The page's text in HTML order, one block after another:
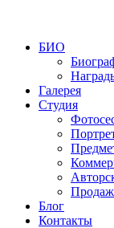
БИО
Галерея
Студия
Блог
Контакты